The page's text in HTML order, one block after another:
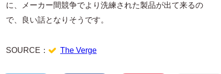
に、メーカー間競争でより洗練された製品が出て来るの
で、良い話となりそうです。
SOURCE： The Verge